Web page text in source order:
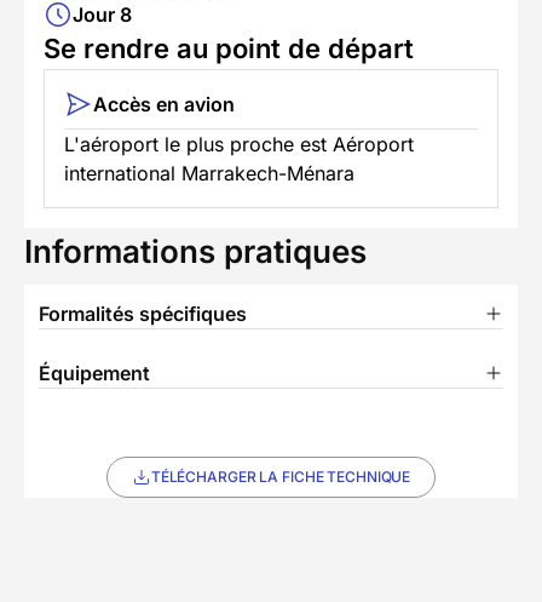
Jour 8
Se rendre au point de départ
Accès en avion
L'aéroport le plus proche est Aéroport
international Marrakech-Ménara
Informations pratiques
Formalités spécifiques
Équipement
TÉLÉCHARGER LA FICHE TECHNIQUE